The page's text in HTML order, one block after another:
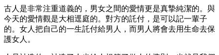
古人是非常注重道義的，男女之間的愛情更是真摯純潔的。與
今天的愛情觀是大相逕庭的。對方的託付，是可以記一輩子
的。女人把自己的一生託付給男人，而男人將會去用生命去保
護女人。